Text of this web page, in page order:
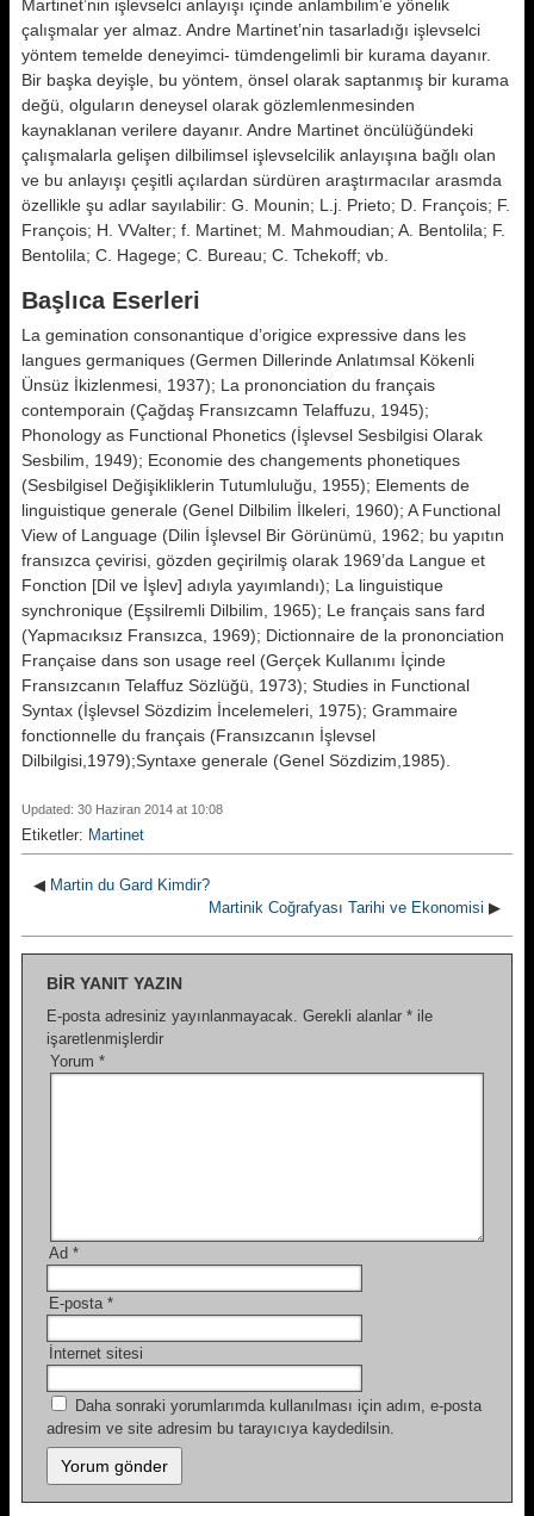
Martinet’nin işlevselci anlayışı içinde anlambilim’e yönelik
çalışmalar yer almaz. Andre Martinet’nin tasarladığı işlev­selci
yöntem temelde deneyimci- tümdengelimli bir kurama dayanır.
Bir başka deyişle, bu yöntem, önsel olarak saptanmış bir kurama
değü, ol­guların deneysel olarak gözlemlenme­sinden
kaynaklanan verilere daya­nır. Andre Martinet öncülüğündeki
çalış­malarla gelişen dilbilimsel işlevselci­lik anlayışına bağlı olan
ve bu anlayı­şı çeşitli açılardan sürdüren araştırmacılar arasmda
özellikle şu adlar sayılabilir: G. Mounin; L.j. Prieto; D. François; F.
François; H. VValter; f. Martinet; M. Mahmoudian; A. Bentolila; F.
Bentolila; C. Hagege; C. Bureau; C. Tchekoff; vb.
Başlıca Eserleri
La gemination consonantique d’origice expressive dans les
langues germaniques (Germen Dillerinde Anlatımsal Kökenli
Ünsüz İkizlenmesi, 1937); La prononciation du français
contemporain (Çağdaş Fransızcamn Telaffuzu, 1945);
Phonology as Func­tional Phonetics (İşlevsel Sesbilgisi Olarak
Sesbilim, 1949); Economie des changements phonetiques
(Sesbilgisel Değişikliklerin Tutumluluğu, 1955); Elements de
linguistique gene­rale (Genel Dilbilim İlkeleri, 1960); A Functional
View of Language (Dilin İşlevsel Bir Görünümü, 1962; bu ya­pıtın
fransızca çevirisi, gözden geçi­rilmiş olarak 1969’da Langue et
Fonction [Dil ve İşlev] adıyla yayımlandı); La linguistique
synchronique (Eşsilremli Dilbilim, 1965); Le français sans fard
(Yapmacıksız Fransızca, 1969); Dictionnaire de la prononciation
Française dans son usage reel (Ger­çek Kullanımı İçinde
Fransızcanın Telaffuz Sözlüğü, 1973); Studies in Functional
Syntax (İşlevsel Sözdizim İncelemeleri, 1975); Grammaire
fonctionnelle du français (Fransızcanın İşlevsel
Dilbilgisi,1979);Syntaxe generale (Genel Sözdizim,1985).
Updated: 30 Haziran 2014 at 10:08
Etiketler: Martinet
◀ Martin du Gard Kimdir?
Martinik Coğrafyası Tarihi ve Ekonomisi ▶
BIR YANIT YAZIN
E-posta adresiniz yayınlanmayacak. Gerekli alanlar * ile
işaretlenmişlerdir
Yorum *
Ad *
E-posta *
İnternet sitesi
Daha sonraki yorumlarımda kullanılması için adım, e-posta
adresim ve site adresim bu tarayıcıya kaydedilsin.